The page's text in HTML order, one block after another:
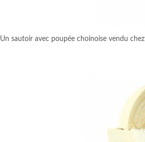
Un sautoir avec poupée choinoise vendu chez